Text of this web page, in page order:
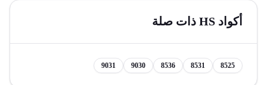
أكواد HS ذات صلة
8525
8531
8536
9030
9031